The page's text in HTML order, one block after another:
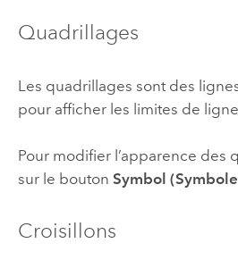
Quadrillages
Les quadrillages sont des
pour afficher les limites de
Pour modifier l’apparence des
sur le bouton Symbol
Croisillons